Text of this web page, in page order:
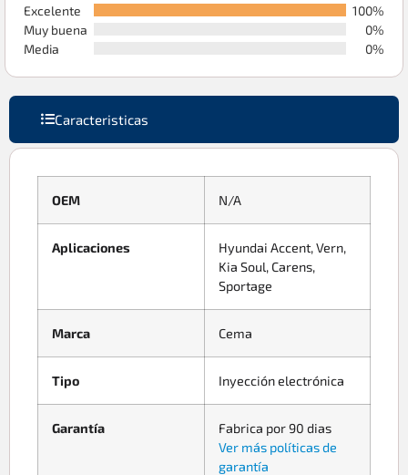
Excelente
100%
Muy buena
0%
Media
0%
Caracteristicas
OEM N/A
Aplicaciones
Hyundai Accent, Vern,
Kia Soul, Carens,
Sportage
Marca Cema
Tipo Inyección electrónica
Garantía
Fabrica por 90 dias
Ver más políticas de
garantía